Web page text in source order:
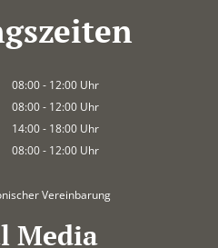
08:00- 12:00 Uhr
Von 08:00 bis 12:00 Uhr
08:00- 12:00 Uhr
Von 08:00 bis 12:00 Uhr
14:00- 18:00 Uhr
Von 14:00 bis 18:00 Uhr
08:00- 12:00 Uhr
Vereinbarung
Media